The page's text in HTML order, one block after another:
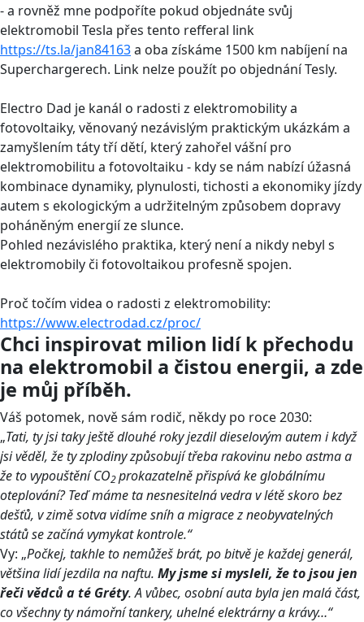
- a rovněž mne podpoříte pokud objednáte svůj
elektromobil Tesla přes tento refferal link
https://ts.la/jan84163a oba získáme 1500 km nabíjení na
Superchargerech. Link nelze použít po objednání Tesly.
Electro Dad je kanál o radosti z elektromobility a
fotovoltaiky, věnovaný nezávislým praktickým ukázkám a
zamyšlením táty tří dětí, který zahořel vášní pro
elektromobilitu a fotovoltaiku - kdy se nám nabízí úžasná
kombinace dynamiky, plynulosti, tichosti a ekonomiky jízdy
autem s ekologickým a udržitelným způsobem dopravy
poháněným energií ze slunce.
Pohled nezávislého praktika, který není a nikdy nebyl s
elektromobily či fotovoltaikou profesně spojen.
Proč točím videa o radosti z elektromobility:
https://www.electrodad.cz/proc/
Chci inspirovat milion lidí k přechodu
na elektromobil a čistou energii, a zde
je můj příběh.
Váš potomek, nově sám rodič, někdy po roce 2030:
„Tati, ty jsi taky ještě dlouhé roky jezdil dieselovým autem i když
jsi věděl, že ty zplodiny způsobují třeba rakovinu nebo astma a
že to vypouštění CO2prokazatelně přispívá ke globálnímu
oteplování? Teď máme ta nesnesitelná vedra v létě skoro bez
dešťů, v zimě sotva vidíme sníh a migrace z neobyvatelných
států se začíná vymykat kontrole.“
Vy: „Počkej, takhle to nemůžeš brát, po bitvě je každej generál,
většina lidí jezdila na naftu. My jsme si mysleli, že to jsou jen
řeči vědců a té Gréty. A vůbec, osobní auta byla jen malá část,
co všechny ty námořní tankery, uhelné elektrárny a krávy…“